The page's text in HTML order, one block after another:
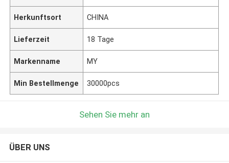
Herkunftsort CHINA
Lieferzeit 18 Tage
Markenname MY
Min Bestellmenge 30000pcs
Sehen Sie mehr an
ÜBER UNS